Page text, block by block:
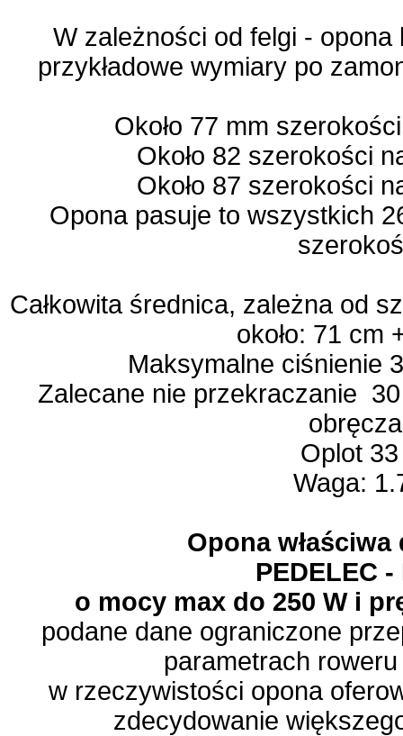
W zależności od felgi -
przykładowe wymiary po
Około 77 mm
Około 82 szerokości
Około 87 szerokości
Opona pasuje to wszystkich
Całkowita średnica, zależna od
około: 71 cm
Maksymalne ciśnienie
Zalecane nie przekraczanie
Oplot
Waga:
Opona
PEDELEC
o mocy max do 250 W i
podane dane ograniczone
parametrach
w rzeczywistości opona
zdecydowanie